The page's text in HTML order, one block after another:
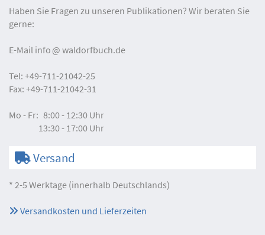
Haben Sie Fragen zu unseren Publikationen? Wir beraten Sie
gerne:
E-Mail info waldorfbuch.de
Tel: +49-711-21042-25
Fax: +49-711-21042-31
Mo - Fr: 8:00 - 12:30 Uhr
13:30 - 17:00 Uhr
Versand
* 2-5 Werktage (innerhalb Deutschlands)
Versandkosten und Lieferzeiten